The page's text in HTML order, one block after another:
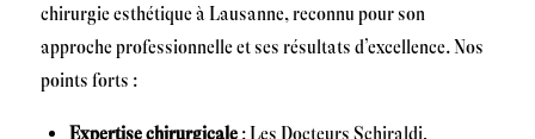
chirurgie esthétique à Lausanne, reconnu pour son
approche professionnelle et ses résultats d’excellence. Nos
points forts :
Expertise chirurgicale: Les Docteurs Schiraldi,